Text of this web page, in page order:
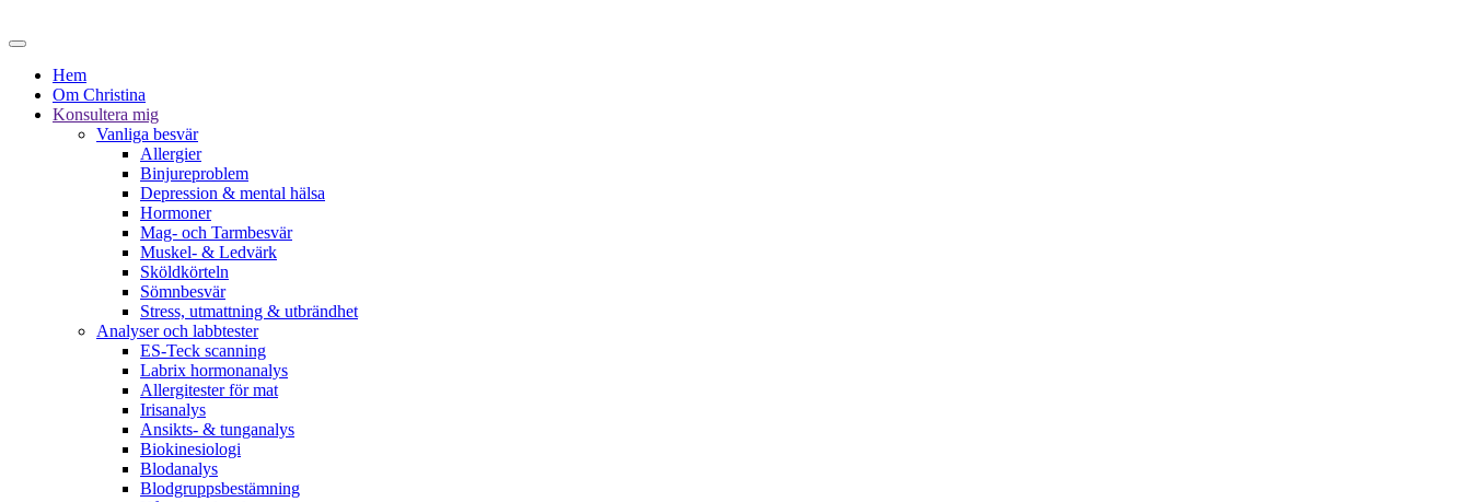
Hem
Om Christina
Konsultera mig
Vanliga besvär
Allergier
Binjureproblem
Depression & mental hälsa
Hormoner
Mag- och Tarmbesvär
Muskel- & Ledvärk
Sköldkörteln
Sömnbesvär
Stress, utmattning & utbrändhet
Analyser och labbtester
ES-Teck scanning
Labrix hormonanalys
Allergitester för mat
Irisanalys
Ansikts- & tunganalys
Biokinesiologi
Blodanalys
Blodgruppsbestämning